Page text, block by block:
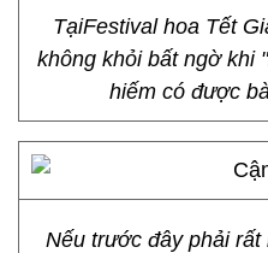
TạiFestival hoa Tết
không khỏi bất ngờ khi
hiếm có được
Nếu trước đây phải